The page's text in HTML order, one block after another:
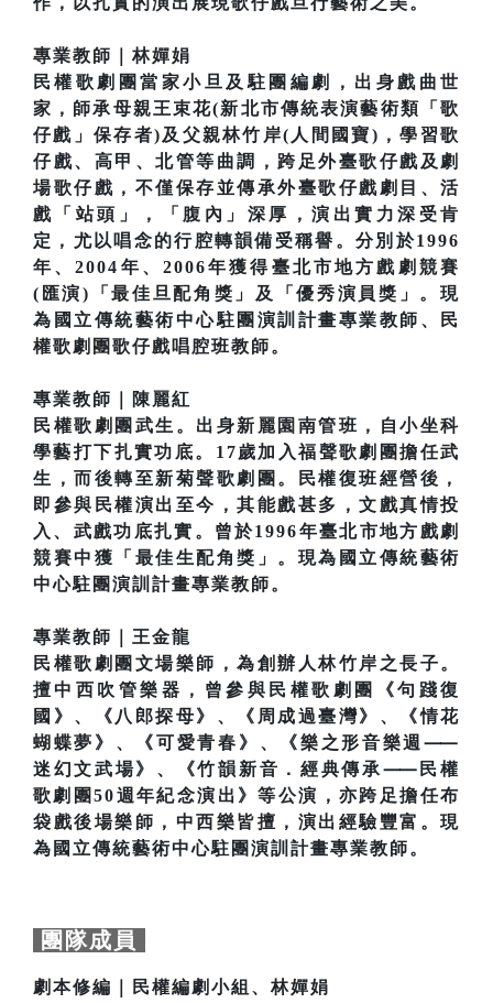
專業教師｜林嬋娟
民權歌劇團當家小旦及駐團編劇，出身戲曲世
家，師承母親王束花(新北市傳統表演藝術類「歌
仔戲」保存者)及父親林竹岸(人間國寶)，學習歌
仔戲、高甲、北管等曲調，跨足外臺歌仔戲及劇
場歌仔戲，不僅保存並傳承外臺歌仔戲劇目、活
戲「站頭」，「腹內」深厚，演出實力深受肯
定，尤以唱念的行腔轉韻備受稱譽。分別於1996
年、2004年、2006年獲得臺北市地方戲劇競賽
(匯演)「最佳旦配角獎」及「優秀演員獎」。現
為國立傳統藝術中心駐團演訓計畫專業教師、民
權歌劇團歌仔戲唱腔班教師。
專業教師｜陳麗紅
民權歌劇團武生。出身新麗園南管班，自小坐科
學藝打下扎實功底。17歲加入福聲歌劇團擔任武
生，而後轉至新菊聲歌劇團。民權復班經營後，
即參與民權演出至今，其能戲甚多，文戲真情投
入、武戲功底扎實。曾於1996年臺北市地方戲劇
競賽中獲「最佳生配角獎」。現為國立傳統藝術
中心駐團演訓計畫專業教師。
專業教師｜王金龍
民權歌劇團文場樂師，為創辦人林竹岸之長子。
擅中西吹管樂器，曾參與民權歌劇團《句踐復
國》、《八郎探母》、《周成過臺灣》、《情花
蝴蝶夢》、《可愛青春》、《樂之形音樂週⸺
迷幻文武場》、《竹韻新音．經典傳承⸺民權
歌劇團50週年紀念演出》等公演，亦跨足擔任布
袋戲後場樂師，中西樂皆擅，演出經驗豐富。現
為國立傳統藝術中心駐團演訓計畫專業教師。
團隊成員
劇本修編｜民權編劇小組、林嬋娟